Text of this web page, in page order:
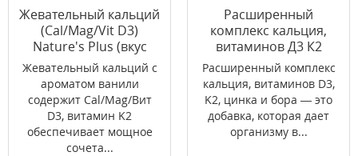
Жевательный кальций
(Cal/Mag/Vit D3)
Nature's Plus (вкус
ванили) 60
жевательных таблеток
Жевательный кальций с
ароматом ванили
содержит Cal/Mag/Вит
D3, витамин K2
обеспечивает мощное
сочета...
Расширенный
комплекс кальция,
витаминов Д3 К2
цинка и бора Solgar
120 таблеток
Расширенный комплекс
кальция, витаминов D3,
K2, цинка и бора — это
добавка, которая дает
организму в...